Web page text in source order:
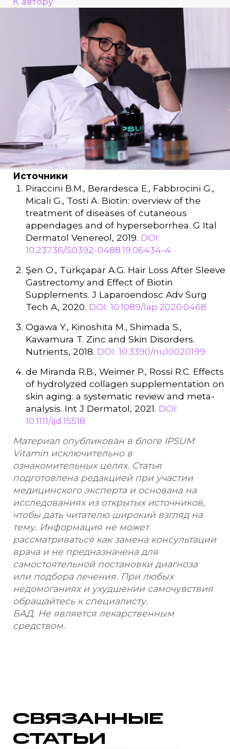
Источники
Piraccini B.M., Berardesca E., Fabbrocini G.,
Micali G., Tosti A. Biotin: overview of the
treatment of diseases of cutaneous
appendages and of hyperseborrhea. G Ital
Dermatol Venereol, 2019. DOI:
10.23736/S0392-0488.19.06434-4
Şen O., Türkçapar A.G. Hair Loss After Sleeve
Gastrectomy and Effect of Biotin
Supplements. J Laparoendosc Adv Surg
Tech A, 2020. DOI: 10.1089/lap.2020.0468
Ogawa Y., Kinoshita M., Shimada S.,
Kawamura T. Zinc and Skin Disorders.
Nutrients, 2018. DOI: 10.3390/nu10020199
de Miranda R.B., Weimer P., Rossi R.C. Effects
of hydrolyzed collagen supplementation on
skin aging: a systematic review and meta-
analysis. Int J Dermatol, 2021. DOI:
10.1111/ijd.15518
Материал опубликован в блоге IPSUM
Vitamin исключительно в
ознакомительных целях. Статья
подготовлена редакцией при участии
медицинского эксперта и основана на
исследованиях из открытых источников,
чтобы дать читателю широкий взгляд на
тему. Информация не может
рассматриваться как замена консультации
врача и не предназначена для
самостоятельной постановки диагноза
или подбора лечения. При любых
недомоганиях и ухудшении самочувствия
обращайтесь к специалисту.
БАД. Не является лекарственным
средством.
СВЯЗАННЫЕ
СТАТЬИ